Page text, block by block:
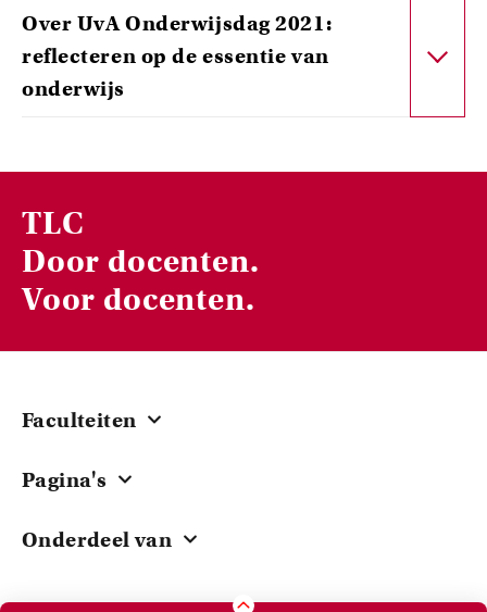
Over UvA Onderwijsdag 2021:
reflecteren op de essentie van
onderwijs
TLC
Door docenten.
Voor docenten.
Faculteiten
ACTA
Pagina's
Onderwijsbeurzen
Onderdeel van